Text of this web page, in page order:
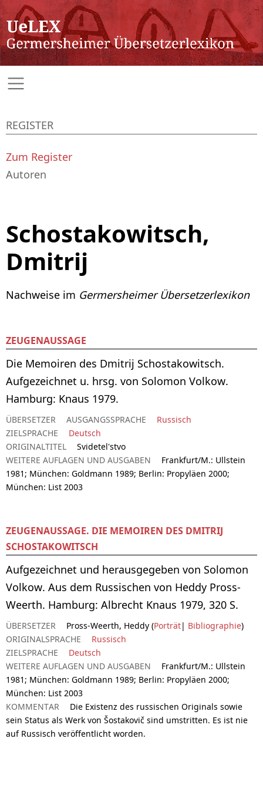
Schostakowitsch,
Dmitrij
Nachweise im Germersheimer Übersetzerlexikon
ZEUGENAUSSAGE
Die Memoiren des Dmitrij Schostakowitsch.
Aufgezeichnet u. hrsg. von Solomon Volkow.
Hamburg: Knaus 1979.
ÜBERSETZER AUSGANGSSPRACHE
Russisch
ZIELSPRACHE
Deutsch
ORIGINALTITEL
Svidetel'stvo
WEITERE AUFLAGEN UND AUSGABEN
Frankfurt/M.: Ullstein
1981; München: Goldmann 1989; Berlin: Propyläen 2000;
München: List 2003
ZEUGENAUSSAGE. DIE MEMOIREN DES DMITRIJ
SCHOSTAKOWITSCH
Aufgezeichnet und herausgegeben von Solomon
Volkow. Aus dem Russischen von Heddy Pross-
Weerth. Hamburg: Albrecht Knaus 1979, 320 S.
ÜBERSETZER Pross-Weerth, Heddy (Porträt| Bibliographie)
ORIGINALSPRACHE
Russisch
ZIELSPRACHE
Deutsch
WEITERE AUFLAGEN UND AUSGABEN
Frankfurt/M.: Ullstein
1981; München: Goldmann 1989; Berlin: Propyläen 2000;
München: List 2003
KOMMENTAR
Die Existenz des russischen Originals sowie
sein Status als Werk von Šostakovič sind umstritten. Es ist nie
auf Russisch veröffentlicht worden.
REGISTER
Zum Register
Autoren